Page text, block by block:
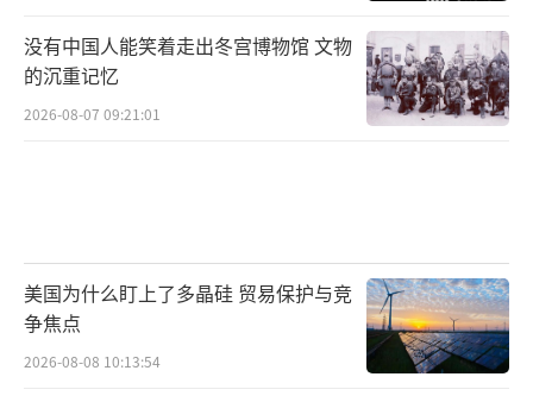
没有中国人能笑着走出冬宫博物馆 文物
的沉重记忆
2026-08-07 09:21:01
美国为什么盯上了多晶硅 贸易保护与竞
争焦点
2026-08-08 10:13:54